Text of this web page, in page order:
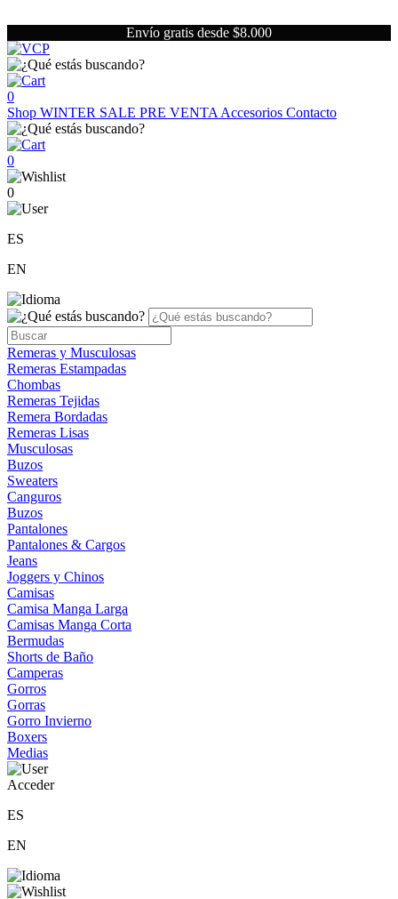
Envío gratis desde $8.000
0
Shop WINTER SALE PRE VENTA Accesorios Contacto
0
0
ES
EN
Remeras y Musculosas
Remeras Estampadas
Chombas
Remeras Tejidas
Remera Bordadas
Remeras Lisas
Musculosas
Buzos
Sweaters
Canguros
Buzos
Pantalones
Pantalones & Cargos
Jeans
Joggers y Chinos
Camisas
Camisa Manga Larga
Camisas Manga Corta
Bermudas
Shorts de Baño
Camperas
Gorros
Gorras
Gorro Invierno
Boxers
Medias
Acceder
ES
EN